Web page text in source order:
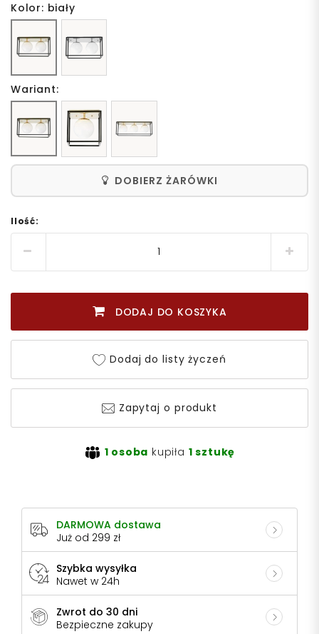
Kolor: biały
Wariant:
DOBIERZ ŻARÓWKI
Ilość:
DODAJ DO KOSZYKA
Dodaj do listy życzeń
Zapytaj o produkt
1 osoba kupiła 1 sztukę
DARMOWA dostawa
Już od 299 zł
Szybka wysyłka
Nawet w 24h
Zwrot do 30 dni
Bezpieczne zakupy